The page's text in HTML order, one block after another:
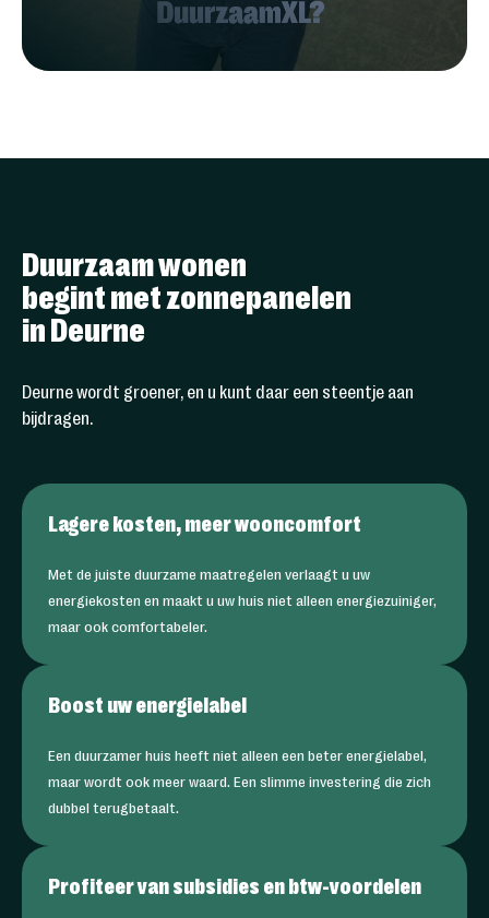
Duurzaam wonen
begint met zonnepanelen
in Deurne
Deurne wordt groener, en u kunt daar een steentje aan
bijdragen.
Lagere kosten, meer wooncomfort
Met de juiste duurzame maatregelen verlaagt u uw
energiekosten en maakt u uw huis niet alleen energiezuiniger,
maar ook comfortabeler.
Boost uw energielabel
Een duurzamer huis heeft niet alleen een beter energielabel,
maar wordt ook meer waard. Een slimme investering die zich
dubbel terugbetaalt.
Profiteer van subsidies en btw-voordelen